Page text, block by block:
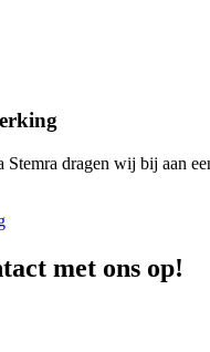
dragen wij bij aan
met ons op!